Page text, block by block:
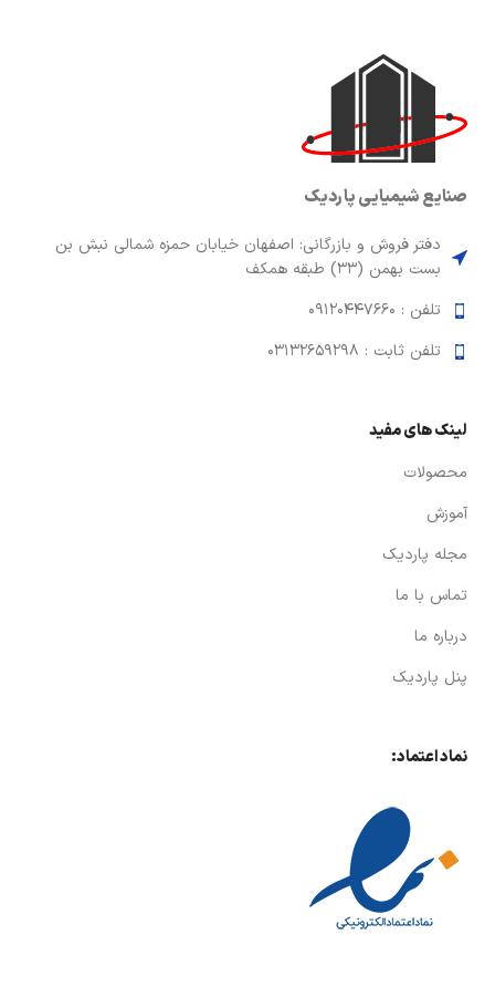
صنایع شیمیایی پاردیک
دفتر فروش و بازرگانی: اصفهان خیابان حمزه شمالی نبش بن
بست بهمن (33) طبقه همکف
تلفن : 09120447660
تلفن ثابت : 03132659298
لینک های مفید
محصولات
آموزش
مجله پاردیک
تماس با ما
درباره ما
پنل پاردیک
نماد اعتماد: